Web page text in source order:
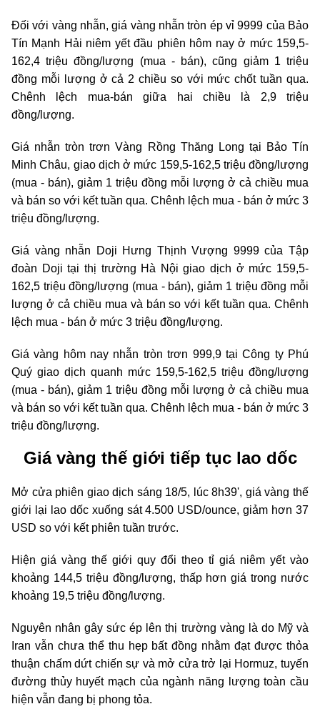
Đối với vàng nhẫn, giá vàng nhẫn tròn ép vỉ 9999 của Bảo
Tín Mạnh Hải niêm yết đầu phiên hôm nay ở mức 159,5-
162,4 triệu đồng/lượng (mua - bán), cũng giảm 1 triệu
đồng mỗi lượng ở cả 2 chiều so với mức chốt tuần qua.
Chênh lệch mua-bán giữa hai chiều là 2,9 triệu
đồng/lượng.
Giá nhẫn tròn trơn Vàng Rồng Thăng Long tại Bảo Tín
Minh Châu, giao dịch ở mức 159,5-162,5 triệu đồng/lượng
(mua - bán), giảm 1 triệu đồng mỗi lượng ở cả chiều mua
và bán so với kết tuần qua. Chênh lệch mua - bán ở mức 3
triệu đồng/lượng.
Giá vàng nhẫn Doji Hưng Thịnh Vượng 9999 của Tập
đoàn Doji tại thị trường Hà Nội giao dịch ở mức 159,5-
162,5 triệu đồng/lượng (mua - bán), giảm 1 triệu đồng mỗi
lượng ở cả chiều mua và bán so với kết tuần qua. Chênh
lệch mua - bán ở mức 3 triệu đồng/lượng.
Giá vàng hôm nay nhẫn tròn trơn 999,9 tại Công ty Phú
Quý giao dịch quanh mức 159,5-162,5 triệu đồng/lượng
(mua - bán), giảm 1 triệu đồng mỗi lượng ở cả chiều mua
và bán so với kết tuần qua. Chênh lệch mua - bán ở mức 3
triệu đồng/lượng.
Giá vàng thế giới tiếp tục lao dốc
Mở cửa phiên giao dịch sáng 18/5, lúc 8h39', giá vàng thế
giới lại lao dốc xuống sát 4.500 USD/ounce, giảm hơn 37
USD so với kết phiên tuần trước.
Hiện giá vàng thế giới quy đổi theo tỉ giá niêm yết vào
khoảng 144,5 triệu đồng/lượng, thấp hơn giá trong nước
khoảng 19,5 triệu đồng/lượng.
Nguyên nhân gây sức ép lên thị trường vàng là do Mỹ và
Iran vẫn chưa thể thu hẹp bất đồng nhằm đạt được thỏa
thuận chấm dứt chiến sự và mở cửa trở lại Hormuz, tuyến
đường thủy huyết mạch của ngành năng lượng toàn cầu
hiện vẫn đang bị phong tỏa.